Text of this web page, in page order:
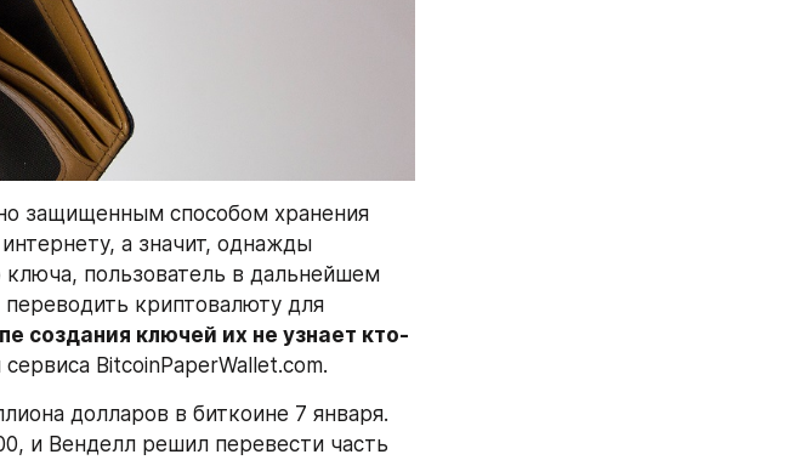
защищенным способом хранения
а значит, однажды
ключа, пользователь в дальнейшем
криптовалюту для
создания ключей их не узнает кто-
BitcoinPaperWallet.com.
долларов в биткоине 7 января.
и Венделл решил перевести часть